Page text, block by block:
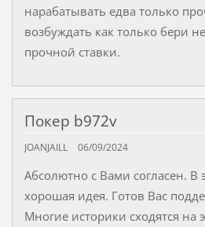
нарабатывать едва только
возбуждать как только бери
прочной ставки.
Покер b972v
JOANJAILL 06/09/2024
Абсолютно с Вами согласен. В
хорошая идея. Готов Вас
Многие историки сходятся на